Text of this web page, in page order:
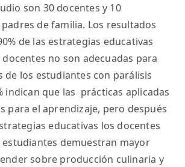
son 30 docentes y 10
de familia. Los resultados
de las estrategias educativas
no son adecuadas para
de los estudiantes con parálisis
indican que las prácticas aplicadas
para el aprendizaje, pero después
educativas los docentes
estudiantes demuestran mayor
sobre producción culinaria y